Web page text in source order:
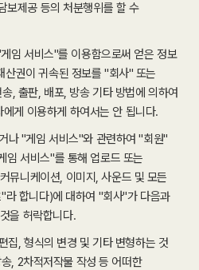
보제공 등의 처분행위를 할 수
임 서비스"를 이용함으로써 얻은 정보
권이 귀속된 정보를 "회사" 또는
, 출판, 배포, 방송 기타 방법에 의하여
게 이용하게 하여서는 안 됩니다.
나 "게임 서비스"와 관련하여 "회원"
임 서비스"를 통해 업로드 또는
뮤니케이션, 이미지, 사운드 및 모든
합니다)에 대하여 "회사"가 다음과
을 허락합니다.
집, 형식의 변경 및 기타 변형하는 것
, 2차적저작물 작성 등 어떠한